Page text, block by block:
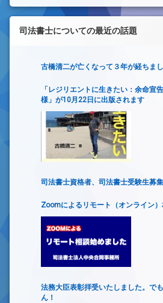
司法書士についての最近の話題
古橋清二が亡くなって３年が経ちま
「レジリエントに生きたい：余命宣
様」が10月22日に出版されます
司法書士資格者、司法書士受験生募集
Zoomによるリモート（オンライン
法務大臣表彰拝受いたしました。で
ん！